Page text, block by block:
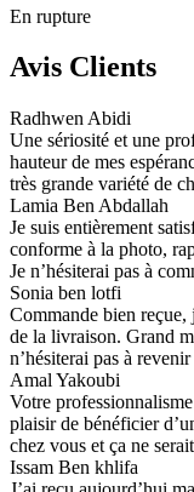
En rupture
Avis Clients
Radhwen Abidi
Une sériosité et une
hauteur de mes
très grande variété de
Lamia Ben Abdallah
Je suis entièrement
conforme à la photo,
Je n’hésiterai pas à
Sonia ben lotfi
Commande bien reçue,
de la livraison. Grand
n’hésiterai pas à
Amal Yakoubi
Votre
plaisir de bénéficier
chez vous et ça ne
Issam Ben khlifa